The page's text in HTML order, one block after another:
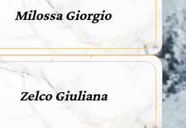
Milossa Giorgio
Zelco Giuliana